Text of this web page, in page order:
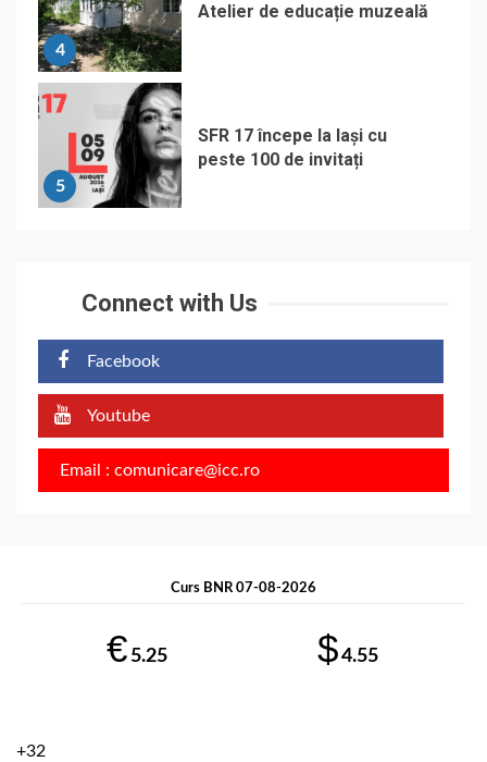
4
Atelier de educație muzeală
5
SFR 17 începe la Iași cu
peste 100 de invitați
Connect with Us
Facebook
Youtube
Email : comunicare@icc.ro
Curs BNR 07-08-2026
€ 5.25 $4.55
+32